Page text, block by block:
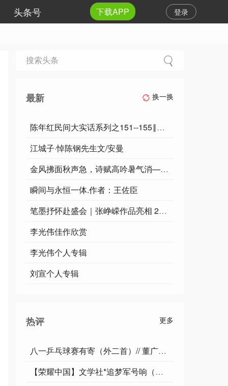
登录
头条号 下载APP
最新 换一换
陈年红民间大实话系列之151--155‖逸风文苑～北京头条
江城子·悼陈钢先生文/安曼
金风拂面秋声急，诗赋高吟暑气消——老兵诗词书画文苑【总第124期（2026）8月第1期】诗词合辑
瞬间与永恒一体.作者：王佐臣
笔墨抒怀赴盛会｜张峥嵘作品亮相 2026 魅力东方・筑梦新时代 当代艺术名家邀请展
李光伟佳作欣赏
李光伟个人专辑
刘宣个人专辑
热评 更多
八一乒乓球赛有寄（外二首）// 董广驰（山东）
【荣耀中国】文学社*追梦军号响（自由体）作者/柳坚